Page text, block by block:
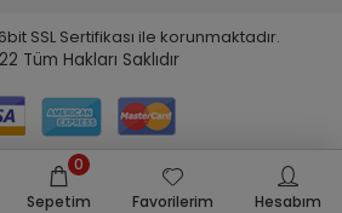
SSL Sertifikası ile korunmaktadır.
Tüm Hakları Saklıdır
Sepetim
0
Favorilerim
Hesabım